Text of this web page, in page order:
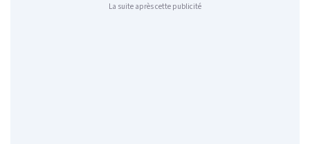
La suite après cette publicité